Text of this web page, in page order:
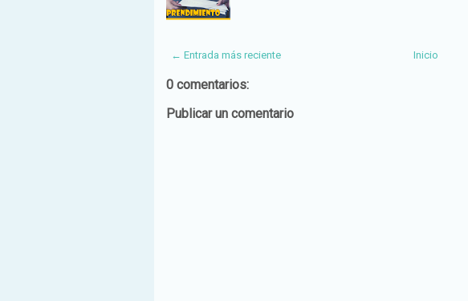
← Entrada más reciente Inicio
0 comentarios:
Publicar un comentario